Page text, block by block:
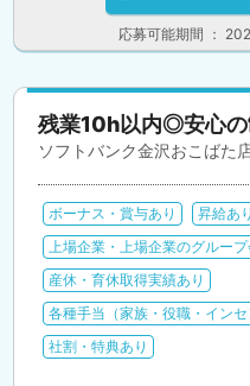
応募可能期間 ：
残業10h以内◎安心
ソフトバンク金沢おこばた
ボーナス・賞与あり
昇給あり
上場企業・上場企業のグループ
産休・育休取得実績あり
各種手当（家族・役職・イン
社割・特典あり